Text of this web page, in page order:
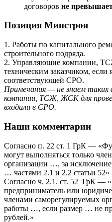
договоров не
Позиция Минстроя
1. Работы по капитального
строительного подряда.
2. Управляющие компании,
техническим заказчиком, если
соответствующей СРО.
Примечания — не знаем таких
компании, ТСЖ, ЖСК для
входили в СРО.
Наши комментарии
Согласно п. 22 ст. 1 ГрК —
могут выполняться только
организации …, за
… частями 2.1 и 2.2 статьи 52»
Согласно ч. 2.1. ст. 52 ГрК —
предприниматель или
членами саморегулируемых
работы …, если размер … не
рублей.»